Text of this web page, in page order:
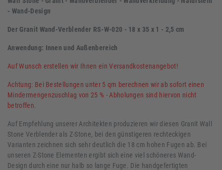
- Wand-Design
Der Granit Wand-Verblender RS-W-020 - 18 x 35 x 1 - 2,5 cm
Anwendung: Innen und Außenbereich
Auf Wunsch erstellen wir Ihnen ein Versandkostenangebot!
Achtung: Bei Bestellungen unter 5 qm berechnen wir ab sofort einen
Mindermengenzuschlag von 25 % - Abholungen sind hiervon nicht
betroffen.
Auf Empfehlung unserer Architekten produzieren wir diesen Granit Wall
Stone Verblender als Z-Stone, bei den günstigeren rechteckigen
Varianten zeichnen sich sehr deutlich die 18 cm hohen Fugen ab. Bei
unseren Z-Stone Elementen ergibt sich eine viel schöneres Wand-
Design durch eine nur halb so lange Fuge. Die handgefertigten